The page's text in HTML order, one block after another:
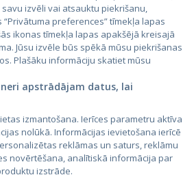
Kainos.lt
Paslaugos.lt
auto24.ee
KV.ee
izvēli vai atsauktu piekrišanu,
preferences” tīmekļa lapas
ikonas tīmekļa lapas apakšējā kreisajā
Jūsu izvēle būs spēkā mūsu piekrišanas
Plašāku informāciju skatiet mūsu
apstrādājam datus, lai
izmantošana. Ierīces parametru aktīva
nolūkā. Informācijas ievietošana ierīcē
reklāmas un saturs, reklāmu
novērtēšana, analītiskā informācija par
izstrāde.